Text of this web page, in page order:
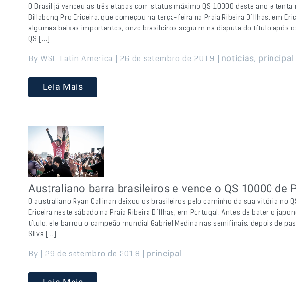
O Brasil já venceu as três etapas com status máximo QS 10000 deste ano e tenta
Billabong Pro Ericeira, que começou na terça-feira na Praia Ribeira D´Ilhas, em
algumas baixas importantes, onze brasileiros seguem na disputa do título após
QS […]
By WSL Latin America | 26 de setembro de 2019 | noticias, principal
Leia Mais
Australiano barra brasileiros e vence o QS 10000 de
O australiano Ryan Callinan deixou os brasileiros pelo caminho da sua vitória no
Ericeira neste sábado na Praia Ribeira D´Ilhas, em Portugal. Antes de bater o
título, ele barrou o campeão mundial Gabriel Medina nas semifinais, depois de
Silva […]
By | 29 de setembro de 2018 | principal